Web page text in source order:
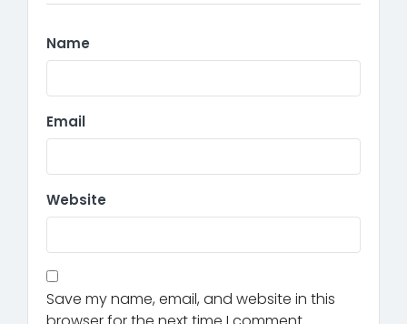
Name
Email
Website
Save my name, email, and website in this